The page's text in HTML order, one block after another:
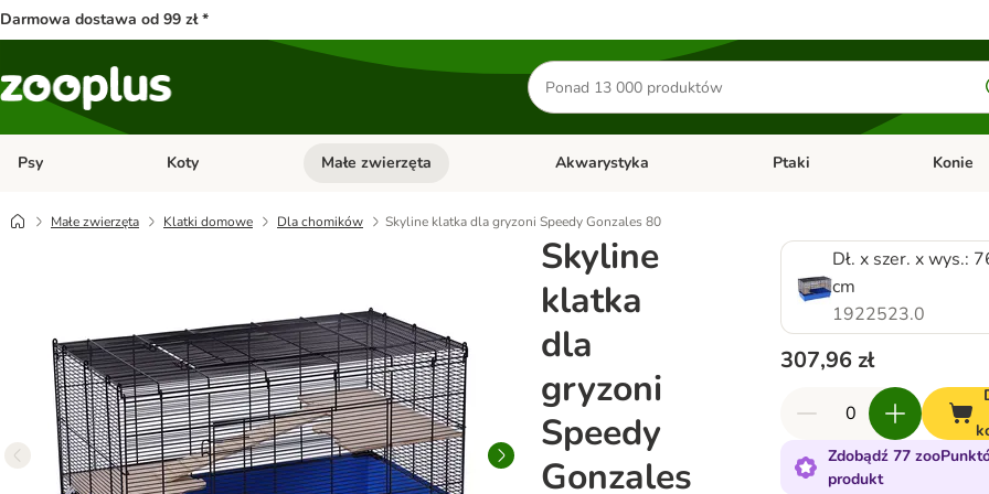
Darmowa dostawa od 99 zł *
Szukaj
produktów
Psy Otwórz menu kategorii: Psy
Koty Otwórz menu kategorii: Koty
Małe zwierzęta Otwórz menu kategorii: Małe zwierzęta
Akwarystyka Otwórz menu kategorii:
Ptaki Otwórz
Konie
Małe zwierzęta Klatki domowe Dla chomików Skyline klatka dla gryzoni Speedy Gonzales 80
Skyline
klatka
dla
gryzoni
Speedy
Gonzales
Dł. x szer. x wys.:
cm
1922523.0
307,96 zł
Zdobądź 77
produkt